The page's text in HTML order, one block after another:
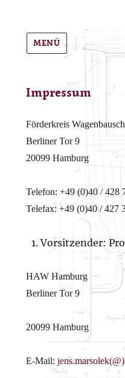
MENÜ
Impressum
Förderkreis
Berliner Tor 9
20099 Hamburg
Telefon: +49 (0)40 / 428
Telefax: +49 (0)40 / 427
Vorsitzender:
HAW Hamburg
Berliner Tor 9
20099 Hamburg
E-Mail: